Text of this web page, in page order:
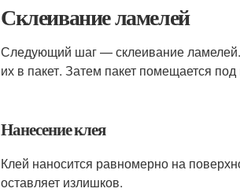
Склеивание ламелей
Следующий шаг — склеивание ламелей.
их в пакет. Затем пакет помещается
Нанесение клея
Клей наносится равномерно на
оставляет излишков.